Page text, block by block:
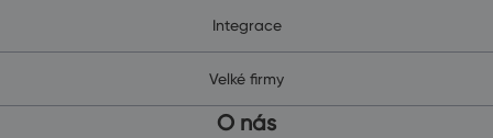
Integrace
Velké firmy
O nás